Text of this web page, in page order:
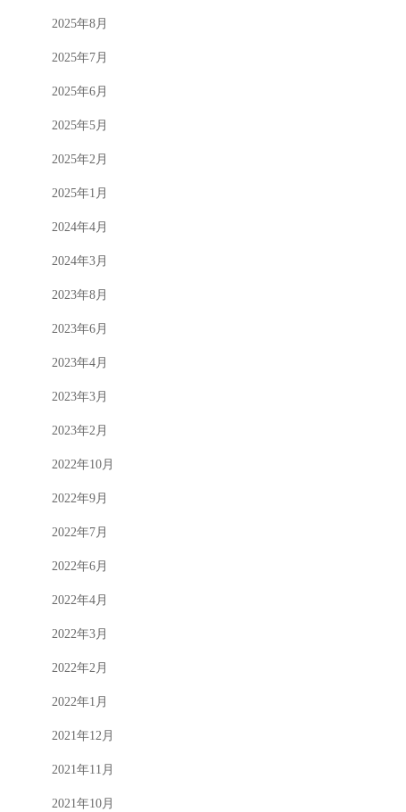
2025年8月
2025年7月
2025年6月
2025年5月
2025年2月
2025年1月
2024年4月
2024年3月
2023年8月
2023年6月
2023年4月
2023年3月
2023年2月
2022年10月
2022年9月
2022年7月
2022年6月
2022年4月
2022年3月
2022年2月
2022年1月
2021年12月
2021年11月
2021年10月